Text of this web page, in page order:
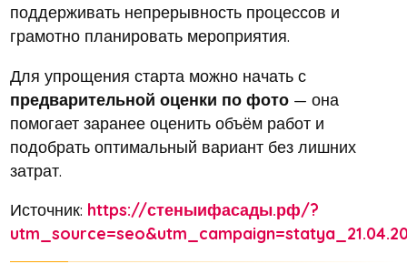
поддерживать непрерывность процессов и
грамотно планировать мероприятия.
Для упрощения старта можно начать с
предварительной оценки по фото— она
помогает заранее оценить объём работ и
подобрать оптимальный вариант без лишних
затрат.
Источник: https://стеныифасады.рф/?